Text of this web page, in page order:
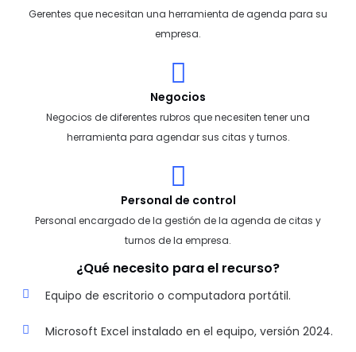
Gerentes que necesitan una herramienta de agenda para su
empresa.
Negocios
Negocios de diferentes rubros que necesiten tener una
herramienta para agendar sus citas y turnos.
Personal de control
Personal encargado de la gestión de la agenda de citas y
turnos de la empresa.
¿Qué necesito para el recurso?
Equipo de escritorio o computadora portátil.
Microsoft Excel instalado en el equipo, versión 2024.